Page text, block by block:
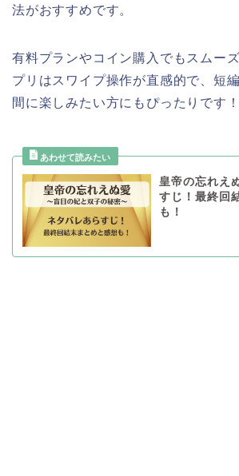
法がおすすめです。
有料プランやコイン購入でもスムー
プリはスワイプ操作が直感的で、短
間に楽しみたい方にもぴったりです！
皇帝の忘れえ
すじ！最終回
も！